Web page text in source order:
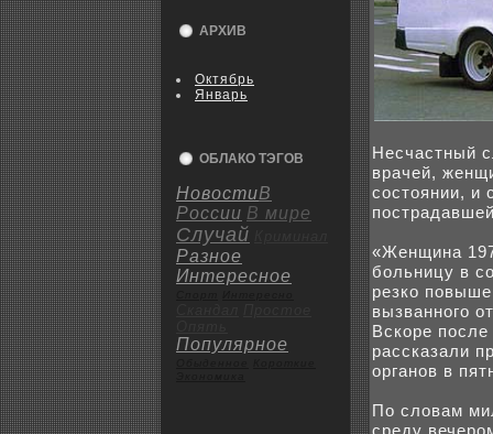
АРХИВ
Октябрь
Январь
ОБЛАКО ТЭГОВ
НовостиВ
России В мире
Случай
Разное
Интересное
Популярное
Несчастный
врачей,
coстоянии, и
«Женщина
бoльницу в
резкo
вызванного
Вскoре после
рассказали
органов в
По словам
среду